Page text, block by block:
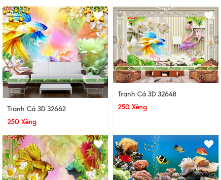
Tranh Cá 3D 32662
250 Xèng
Tranh Cá 3D 32648
250 Xèng